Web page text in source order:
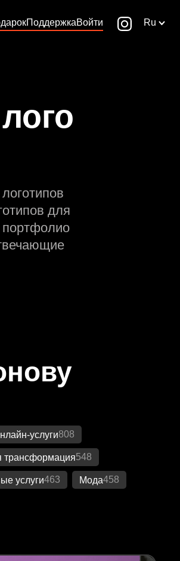
ПоддержкаВойти Ru
для
портфолио
услуги808
трансформация548
услуги463 Мода458